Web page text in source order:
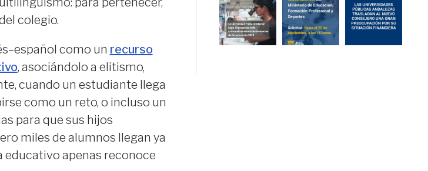
colegio.
como un recurso
, asociándolo a elitismo,
cuando un estudiante llega
como un reto, o incluso un
para que sus hijos
miles de alumnos llegan ya
apenas reconoce